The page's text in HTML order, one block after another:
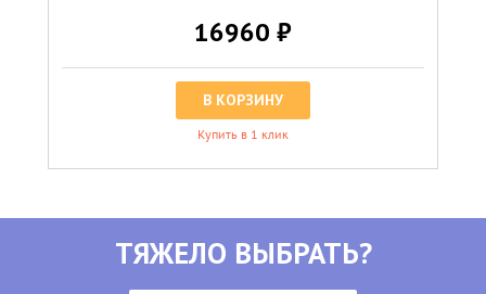
16960 ₽
В КОРЗИНУ
Купить в 1 клик
ТЯЖЕЛО ВЫБРАТЬ?